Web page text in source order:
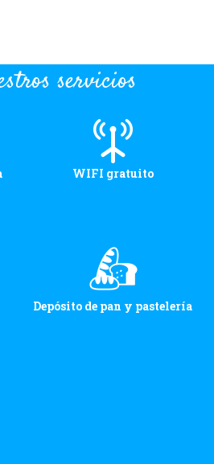
servicios
WIFI gratuito
Depósito de pan y pastelería